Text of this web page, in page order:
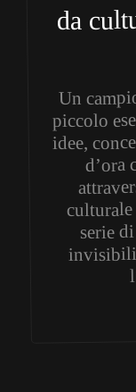
da
Un
piccolo
idee,
d’ora
serie